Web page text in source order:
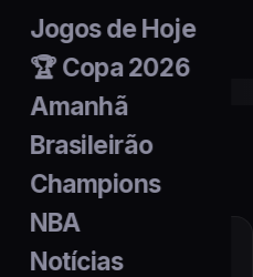
Jogos de Hoje
🏆 Copa 2026
Amanhã
Brasileirão
Champions
NBA
Notícias